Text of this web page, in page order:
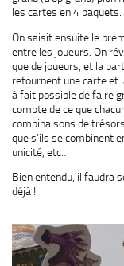
les cartes en 4 paquets.
On saisit ensuite le
entre les joueurs. On
que de joueurs, et la
retournent une carte et
à fait possible de faire
compte de ce que
combinaisons de
que s’ils se combinent
unicité, etc…
Bien entendu, il faudra
déjà !